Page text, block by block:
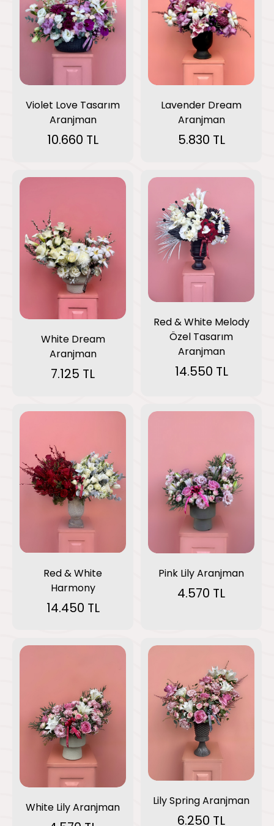
Violet Love Tasarım
Aranjman
10.660 TL
Lavender Dream
Aranjman
5.830 TL
White Dream
Aranjman
7.125 TL
Red & White Melody
Özel Tasarım
Aranjman
14.550 TL
Red & White
Harmony
14.450 TL
Pink Lily Aranjman
4.570 TL
White Lily Aranjman Lily Spring Aranjman
6.250 TL